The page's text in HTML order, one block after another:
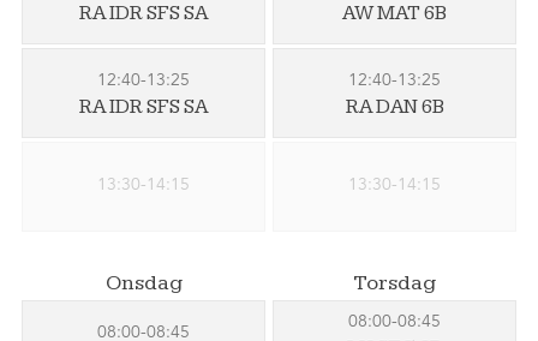
RA IDR SFS SA
12:40-13:25
RA IDR SFS SA
13:30-14:15
AW MAT 6B
12:40-13:25
RA DAN 6B
13:30-14:15
Onsdag
08:00-08:45
Torsdag
08:00-08:45